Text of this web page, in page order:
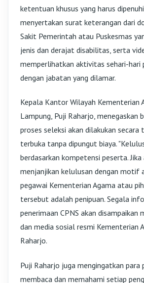
ketentuan khusus yang harus
menyertakan surat keterangan dari
Sakit Pemerintah atau Puskesmas
jenis dan derajat disabilitas, serta
memperlihatkan aktivitas sehari-hari
dengan jabatan yang dilamar.
Kepala Kantor Wilayah Kementerian
Lampung, Puji Raharjo, menegaskan
proses seleksi akan dilakukan secara
terbuka tanpa dipungut biaya.
berdasarkan kompetensi peserta. Jika
menjanjikan kelulusan dengan motif
pegawai Kementerian Agama atau
tersebut adalah penipuan. Segala
penerimaan CPNS akan disampaikan
dan media sosial resmi Kementerian
Raharjo.
Puji Raharjo juga mengingatkan
membaca dan memahami setiap